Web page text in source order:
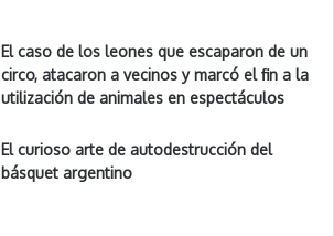
El caso de los leones que escaparon de un
circo, atacaron a vecinos y marcó el fin a la
utilización de animales en espectáculos
El curioso arte de autodestrucción del
básquet argentino